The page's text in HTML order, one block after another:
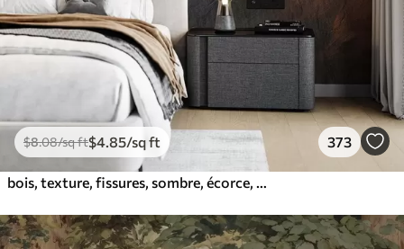
$8.08/sq ft$4 .85/sq ft 373